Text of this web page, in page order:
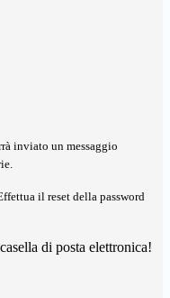
inviato un messaggio
il reset della password
di posta elettronica!